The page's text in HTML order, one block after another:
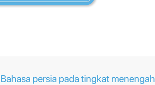
Bahasa persia pada tingkat menengah